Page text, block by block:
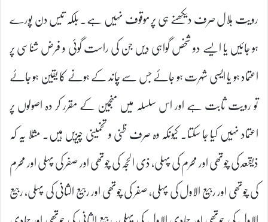
رویت ہلال صرف دیکھنے ہی پر موقوف نہیں ہے۔ بلکہ تیس دن پورے
ہو جائیں یا ایسے دو شخص گواہی دیں جن کی راست گوئی و فرض شناسی پر
اعتماد ہو یا ایسی شہرت ہو جائے جس سے چاند کے ہونے کا یقین ہو جائے
تو رویت ثابت ہے اور اس سلسلہ میں منجمین کے مقرر کر دہ اصولوں پر
اعتماد نہیں کیا جا سکتا۔ کیونکہ وہ صرف ظنی و تخمینی چیزیں ہیں۔ مثلا یہ کہ
ذیقعد کی چوتھی اور محرم کی پہلی، ذی الحجہ کی چوتھی اور صفر کی پہلی اور محرم
کی چوتھی اور ربیع الاول کی پہلی، صفر کی چوتھی اور ربیع الثانی کی پہلی، ربیع